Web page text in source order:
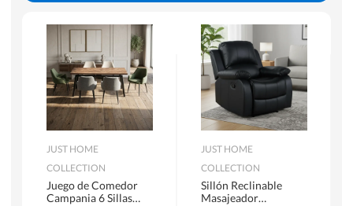
Escritorios y Sillas PC
Racks y Muebles TV
Alfombras
JUST HOME
COLLECTION
Juego de Comedor
Campania 6 Sillas
JUST HOME
COLLECTION
Sillón Reclinable
Masajeador